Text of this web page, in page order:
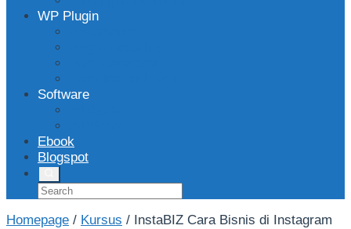
WP Plugin
Software
Ebook
Blogspot
Homepage / Kursus / InstaBIZ Cara Bisnis di Instagram